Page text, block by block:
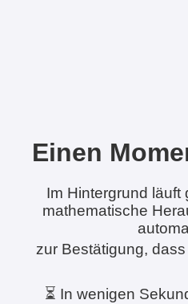
Einen
Im Hintergrund läuft
mathematische
zur Bestätigung, dass
⏳ In wenigen